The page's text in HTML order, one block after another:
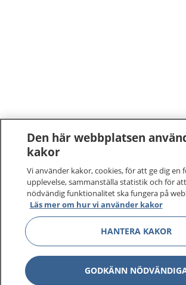
Den här webbplatsen
kakor
Vi använder kakor, cookies, för att ge dig en
upplevelse, sammanställa statistik och för
nödvändig funktionalitet ska fungera på
Läs mer om hur vi använder kakor
HANTERA KAKOR
GODKÄNN